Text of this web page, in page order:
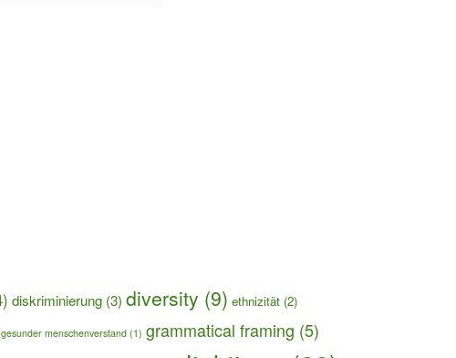
diskriminierung (3) diversity (9) ethnizität (2)
gesunder menschenverstand (1) grammatical framing (5)